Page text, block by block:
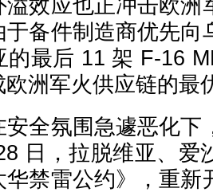
效应也正冲击欧洲
于备件制造商优先向
的最后 11 架 F-16
欧洲军火供应链的最
安全氛围急遽恶化下
日，拉脱维亚、爱
华禁雷公约》，重新